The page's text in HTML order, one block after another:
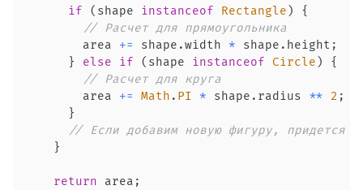
if
( shape instanceof Rectangle )
{
// Расчет для прямоугольника
        area
+= shape .width * shape . height ;
}
else if ( shape instanceof Circle )
{
// Расчет для круга
        area
+= Math . PI * shape . radius ** 2 ;
}
// Если добавим новую фигуру, придется
}
return area ;